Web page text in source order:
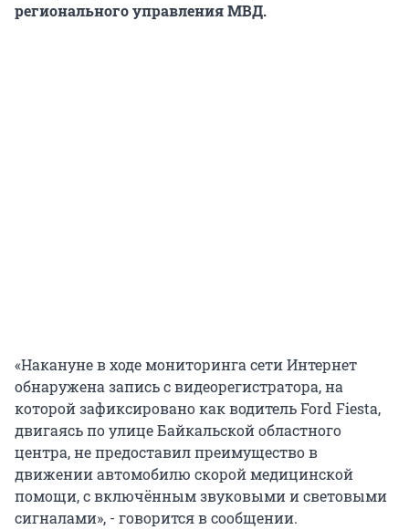
регионального управления МВД.
«Накануне в ходе мониторинга сети Интернет
обнаружена запись с видеорегистратора, на
которой зафиксировано как водитель Ford Fiesta,
двигаясь по улице Байкальской областного
центра, не предоставил преимущество в
движении автомобилю скорой медицинской
помощи, с включённым звуковыми и световыми
сигналами», - говорится в сообщении.